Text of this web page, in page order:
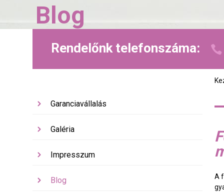
Blog
Rendelőnk telefonszáma:
Garanciavállalás
Galéria
Impresszum
Blog
A